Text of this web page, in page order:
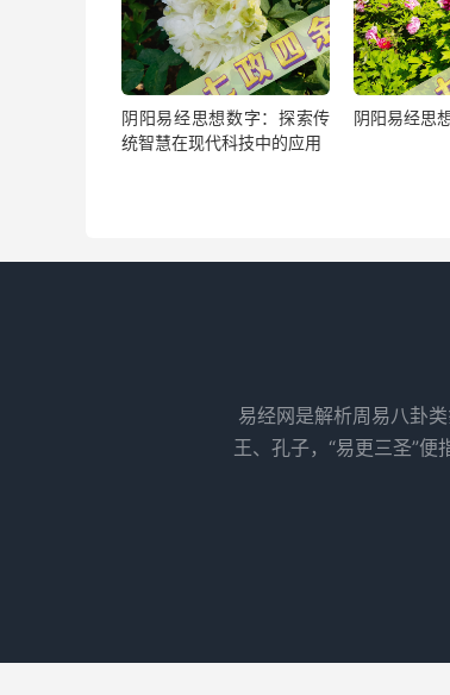
阴阳易经思想数字：探索传
统智慧在现代科技中的应用
阴阳易经思
易经网是解析周易八卦
王、孔子，“易更三圣”